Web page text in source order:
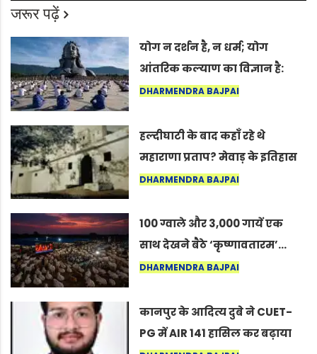
जरूर पढ़ें
योग न दर्शन है, न धर्म; योग
आंतरिक कल्याण का विज्ञान है:
अंतरराष्ट्रीय योग दिवस 2026 पर
DHARMENDRA BAJPAI
हल्दीघाटी के बाद कहाँ रहे थे
महाराणा प्रताप? मेवाड़ के इतिहास
का वह अनकहा अध्याय जो आज भी
DHARMENDRA BAJPAI
100 ग्वाले और 3,000 गायें एक
साथ देखने बैठे ‘कृष्णावतारम’…
नागपुर में दिखा ऐसा नज़ारा कि
कर सकते हैं”
DHARMENDRA BAJPAI
कानपुर के आदित्य दुबे ने CUET-
PG में AIR 141 हासिल कर बढ़ाया